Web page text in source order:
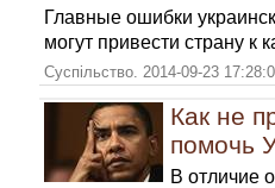
Главные ошибки
могут привести страну к
Суспільство. 2014-09-23
Как не
помочь
В отличие